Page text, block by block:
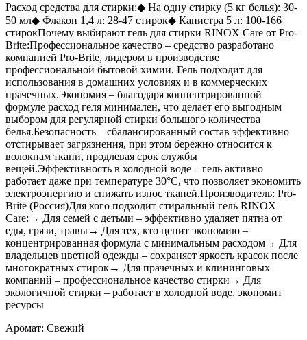
Расход средства для стирки:◆ На одну стирку (5 кг белья): 30-
50 мл◆ Флакон 1,4 л: 28-47 стирок◆ Канистра 5 л: 100-166
стирокПочему выбирают гель для стирки RINOX Care от Pro-
Brite:Профессиональное качество – средство разработано
компанией Pro-Brite, лидером в производстве
профессиональной бытовой химии. Гель подходит для
использования в домашних условиях и в коммерческих
прачечных.Экономия – благодаря концентрированной
формуле расход геля минимален, что делает его выгодным
выбором для регулярной стирки большого количества
белья.Безопасность – сбалансированный состав эффективно
отстирывает загрязнения, при этом бережно относится к
волокнам ткани, продлевая срок службы
вещей.Эффективность в холодной воде – гель активно
работает даже при температуре 30°C, что позволяет экономить
электроэнергию и снижать износ тканей.Производитель: Pro-
Brite (Россия)Для кого подходит стиральный гель RINOX
Care:→ Для семей с детьми – эффективно удаляет пятна от
еды, грязи, травы→ Для тех, кто ценит экономию –
концентрированная формула с минимальным расходом→ Для
владельцев цветной одежды – сохраняет яркость красок после
многократных стирок→ Для прачечных и клининговых
компаний – профессиональное качество стирки→ Для
экологичной стирки – работает в холодной воде, экономит
ресурсы
Аромат: Свежий